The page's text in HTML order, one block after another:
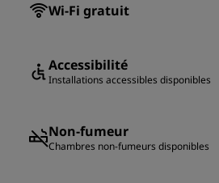
Wi-Fi gratuit
Accessibilité
Installations accessibles disponibles
Non-fumeur
Chambres non-fumeurs disponibles